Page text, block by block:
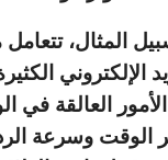
المثال،
العالقة
الوقت وسرعة